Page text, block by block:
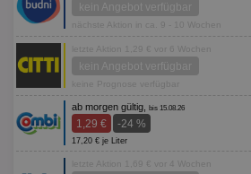
kein Angebot verfügbar
nächste Aktion in ca. 9 - 10 Wochen
letzte Aktion 1,29 € vor 6 Wochen
kein Angebot verfügbar
keine Prognose verfügbar
ab morgen gültig, bis 15.08.26
1,29 € -24 %
17,20 € je Liter
letzte Aktion 1,69 € vor 4 Wochen